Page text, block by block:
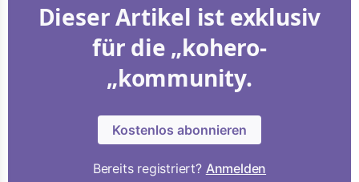
Dieser Artikel ist exklusiv
für die „kohero-
„kommunity.
Kostenlos abonnieren
Bereits registriert? Anmelden